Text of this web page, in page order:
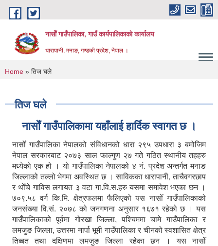
Skip to main content
नासाेँ गाउँपालिका, गाउँ कार्यपालिकाकाे कार्यालय
धारापानी, मनाङ, गण्डकी प्रदेश, नेपाल ।
You are here
Home » तिज घले
तिज घले
नासाेँ गाउँपालिकामा यहाँलाई हार्दिक स्वागत छ ।
नासोँ गाउँपालिका नेपालको संविधानको धारा २९५ उपधारा ३ बमोजिम
नेपाल सरकारबाट २०७३ साल फाल्गुण २७ गते गठित स्थानीय तहहरु
मध्येको एक हो । यो गाउँपालिका नेपालको ४ नं. प्रदेश अन्तर्गत मनाङ
जिल्लाको तल्लो भेगमा अवस्थित छ । साविकका धारापानी‚ ताचैवगरछाप
र थोँचे गाविस लगायत ३ वटा गा.वि.स.हरु यसमा समावेश भएका छन ।
७०९.५८ वर्ग कि.मि. क्षेत्रफलमा फैलिएको यस नासोँ गाउँपालिकाको
जनसंख्या वि.सं. २०७८ को जनगणना अनुसार १६७१ रहेको छ । यस
गाउँपालिकाको पूर्वमा गोरखा जिल्ला, पश्चिममा चामे गाउँपालिका र
लमजुङ जिल्ला, उत्तरमा नार्पा भूमी गाउँपालिका र चीनको स्वशासित क्षेत्र
तिब्बत तथा दक्षिणमा लमजुङ जिल्ला रहेका छन । यस नासोँ